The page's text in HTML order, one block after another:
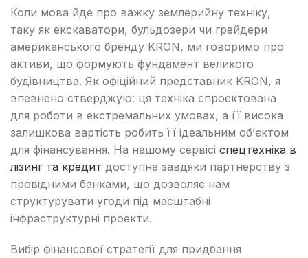
Коли мова йде про важку землерийну техніку,
таку як екскаватори, бульдозери чи грейдери
американського бренду KRON, ми говоримо про
активи, що формують фундамент великого
будівництва. Як офіційний представник KRON, я
впевнено стверджую: ця техніка спроектована
для роботи в екстремальних умовах, а її висока
залишкова вартість робить її ідеальним об’єктом
для фінансування. На нашому сервісі спецтехніка в
лізинг та кредит доступна завдяки партнерству з
провідними банками, що дозволяє нам
структурувати угоди під масштабні
інфраструктурні проекти.
Вибір фінансової стратегії для придбання